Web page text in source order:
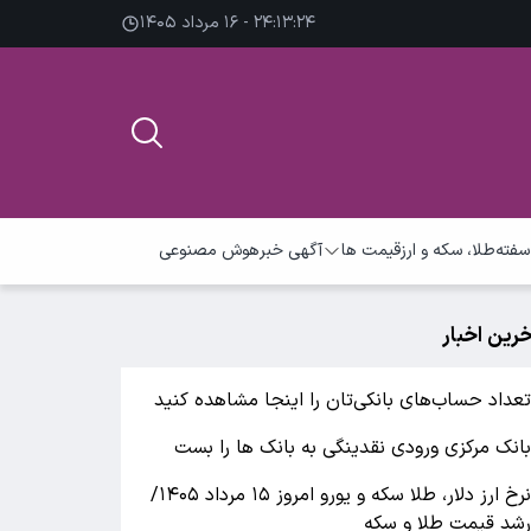
۲۴:۱۳:۲۵ - ۱۶ مرداد ۱۴۰۵
طلا، سکه و ارزقیمت ها آگهی خبرهوش مصنوعی
اخبار
تعداد حساب‌های بانکی‌تان را اینجا مشاهده کنید
بانک مرکزی ورودی نقدینگی به بانک ها را بست
نرخ ارز دلار، طلا سکه و یورو امروز ۱۵ مرداد ۱۴۰۵/
رشد قیمت طلا و سکه